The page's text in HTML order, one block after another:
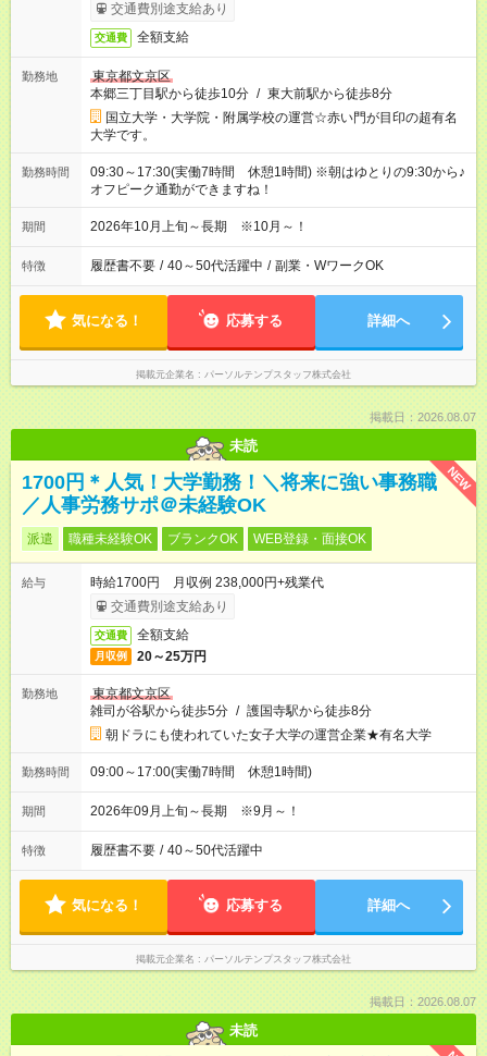
交通費別途支給あり
交通費 全額支給
勤務地
東京都文京区
本郷三丁目駅から徒歩10分 / 東大前駅から徒歩8分
国立大学・大学院・附属学校の運営☆赤い門が目印の超有名
大学です。
勤務時間
09:30～17:30(実働7時間 休憩1時間) ※朝はゆとりの9:30から♪
オフピーク通勤ができますね！
期間 2026年10月上旬～長期 ※10月～！
特徴 履歴書不要 / 40～50代活躍中 / 副業・WワークOK
気になる！ 応募する 詳細へ
掲載元企業名 パーソルテンプスタッフ株式会社
掲載日：2026.08.07
未読
NEW
1700円＊人気！大学勤務！＼将来に強い事務職
／人事労務サポ＠未経験OK
派遣 職種未経験OK ブランクOK WEB登録・面接OK
給与
時給1700円 月収例 238,000円+残業代
交通費別途支給あり
交通費 全額支給
月収例 20～25万円
勤務地
東京都文京区
雑司が谷駅から徒歩5分 / 護国寺駅から徒歩8分
朝ドラにも使われていた女子大学の運営企業★有名大学
勤務時間 09:00～17:00(実働7時間 休憩1時間)
期間 2026年09月上旬～長期 ※9月～！
特徴 履歴書不要 / 40～50代活躍中
気になる！ 応募する 詳細へ
掲載元企業名 パーソルテンプスタッフ株式会社
掲載日：2026.08.07
未読